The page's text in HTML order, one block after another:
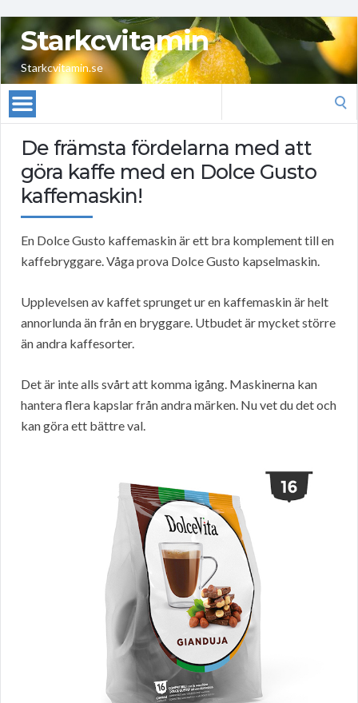
Starkcvitamin
Starkcvitamin.se
De främsta fördelarna med att
göra kaffe med en Dolce Gusto
kaffemaskin!
En Dolce Gusto kaffemaskin är ett bra komplement till en
kaffebryggare. Våga prova Dolce Gusto kapselmaskin.
Upplevelsen av kaffet sprunget ur en kaffemaskin är helt
annorlunda än från en bryggare. Utbudet är mycket större
än andra kaffesorter.
Det är inte alls svårt att komma igång. Maskinerna kan
hantera flera kapslar från andra märken. Nu vet du det och
kan göra ett bättre val.